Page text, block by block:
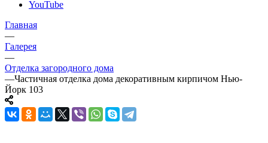
YouTube
Главная
—
Галерея
—
Отделка загородного дома
—Частичная отделка дома декоративным кирпичом Нью-
Йорк 103